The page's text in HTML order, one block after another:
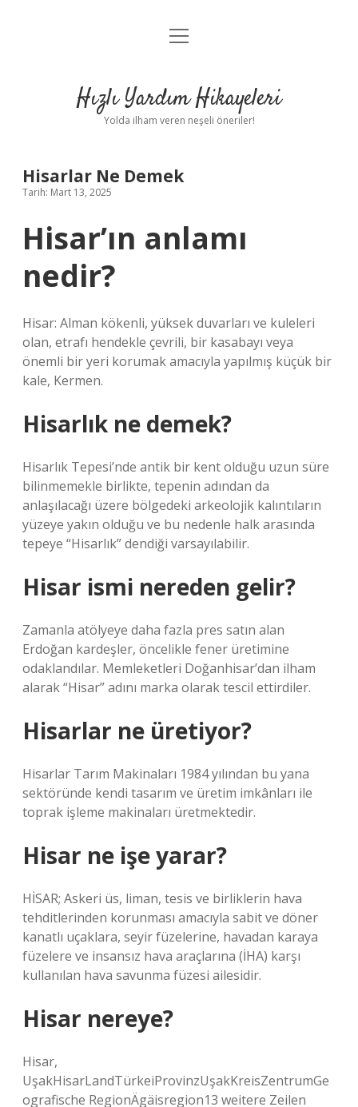
Anasayfa
Yasal Uyarı
menüyü
Hızlı Yardım Hikayeleri
Yolda ilham veren neşeli öneriler!
Hisarlar Ne Demek
Tarih: Mart 13, 2025
Hisar’ın anlamı
nedir?
Hisar: Alman kökenli, yüksek duvarları ve kuleleri
olan, etrafı hendekle çevrili, bir kasabayı veya
önemli bir yeri korumak amacıyla yapılmış küçük bir
kale, Kermen.
Hisarlık ne demek?
Hisarlık Tepesi’nde antik bir kent olduğu uzun süre
bilinmemekle birlikte, tepenin adından da
anlaşılacağı üzere bölgedeki arkeolojik kalıntıların
yüzeye yakın olduğu ve bu nedenle halk arasında
tepeye “Hisarlık” dendiği varsayılabilir.
Hisar ismi nereden gelir?
Zamanla atölyeye daha fazla pres satın alan
Erdoğan kardeşler, öncelikle fener üretimine
odaklandılar. Memleketleri Doğanhisar’dan ilham
alarak “Hisar” adını marka olarak tescil ettirdiler.
Hisarlar ne üretiyor?
Hisarlar Tarım Makinaları 1984 yılından bu yana
sektöründe kendi tasarım ve üretim imkânları ile
toprak işleme makinaları üretmektedir.
Hisar ne işe yarar?
HİSAR; Askeri üs, liman, tesis ve birliklerin hava
tehditlerinden korunması amacıyla sabit ve döner
kanatlı uçaklara, seyir füzelerine, havadan karaya
füzelere ve insansız hava araçlarına (İHA) karşı
kullanılan hava savunma füzesi ailesidir.
Hisar nereye?
Hisar,
UşakHisarLandTürkeiProvinzUşakKreisZentrumGe
ografische RegionÄgäisregion13 weitere Zeilen